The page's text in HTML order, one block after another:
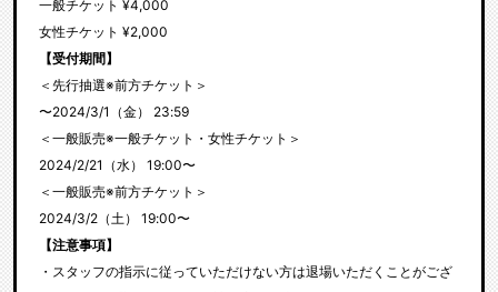
一般チケット ¥4,000
女性チケット ¥2,000
【受付期間】
＜先行抽選※前方チケット＞
〜2024/3/1（金） 23:59
＜一般販売※一般チケット・女性チケット＞
2024/2/21（水） 19:00〜
＜一般販売※前方チケット＞
2024/3/2（土） 19:00〜
【注意事項】
・スタッフの指示に従っていただけない方は退場いただくことがござ